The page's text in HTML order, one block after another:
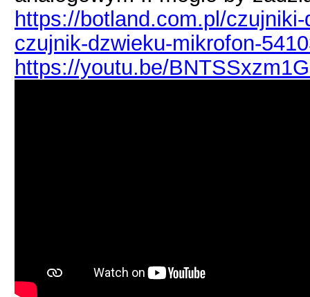
https://botland.com.pl/
czujnik-dzwieku-mikrofon-
https://youtu.be/